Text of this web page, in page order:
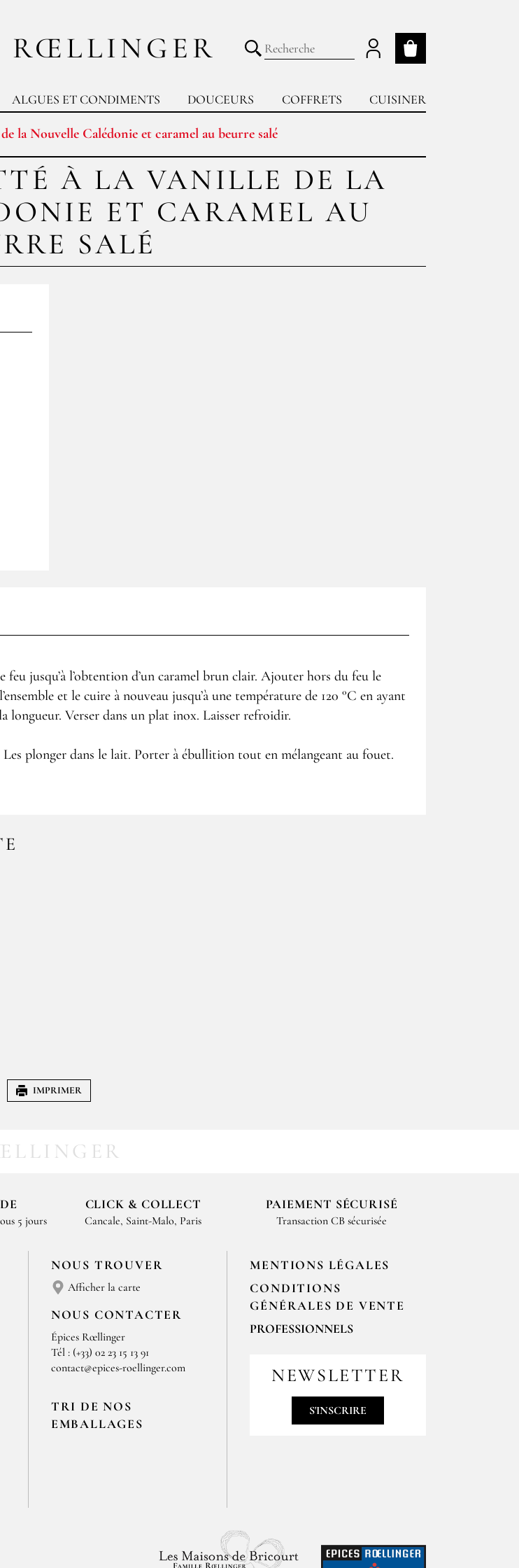
RŒLLINGER
ALGUES ET CONDIMENTS DOUCEURS COFFRETS CUISINER
Mon panier
Lancer la recherche
la Nouvelle Calédonie et caramel au beurre salé
À LA VANILLE DE LA
ET CARAMEL AU
SALÉ
jusqu’à l’obtention d’un caramel brun clair. Ajouter hors du feu le
et le cuire à nouveau jusqu’à une température de 120 °C en ayant
longueur. Verser dans un plat inox. Laisser refroidir.
Les plonger dans le lait. Porter à ébullition tout en mélangeant au fouet.
IMPRIMER
5 jours
CLICK & COLLECT
Cancale, Saint-Malo, Paris
PAIEMENT SÉCURISÉ
Transaction CB sécurisée
NOUS TROUVER
Afficher la carte
NOUS CONTACTER
Épices Rœllinger
Tél : (+33) 02 23 15 13 91
contact@epices-roellinger.com
TRI DE NOS
EMBALLAGES
MENTIONS LÉGALES
CONDITIONS
GÉNÉRALES DE VENTE
PROFESSIONNELS
professionnelles, merci de nous
contacter par email
contact@epices-roellinger.com
NEWSLETTER
S'INSCRIRE